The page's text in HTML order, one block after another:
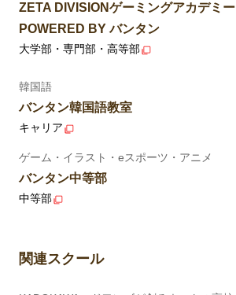
ZETA DIVISIONゲーミングアカデミー
POWERED BY バンタン
大学部・専門部・高等部
韓国語
バンタン韓国語教室
キャリア
ゲーム・イラスト・eスポーツ・アニメ
バンタン中等部
中等部
関連スクール